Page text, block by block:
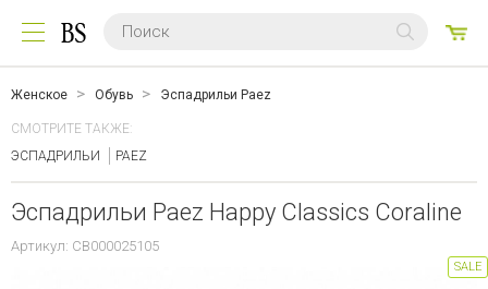
Женское Обувь Эспадрильи Paez
СМОТРИТЕ ТАКЖЕ:
ЭСПАДРИЛЬИ
PAEZ
Эспадрильи Paez Happy Classics Coraline
Артикул: CB000025105
SALE